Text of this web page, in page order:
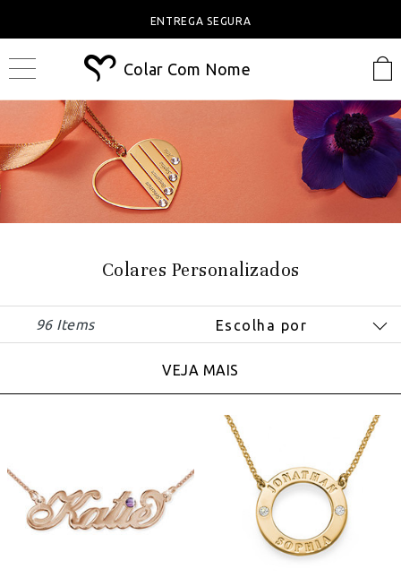
ENTREGA SEGURA
Colar Com Nome
Colares Personalizados
96 Items
VEJA MAIS